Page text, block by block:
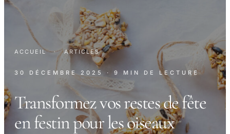
ACCUEIL · ARTICLES
30 DÉCEMBRE 2025 · 9 MIN DE LECTURE
Transformez vos restes de fête
en festin pour les oiseaux